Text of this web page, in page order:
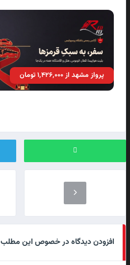
پرواز مشهد از ۱٬۴۲۶٬۰۰۰ تومان
افزودن دیدگاه در خصوص این مطلب